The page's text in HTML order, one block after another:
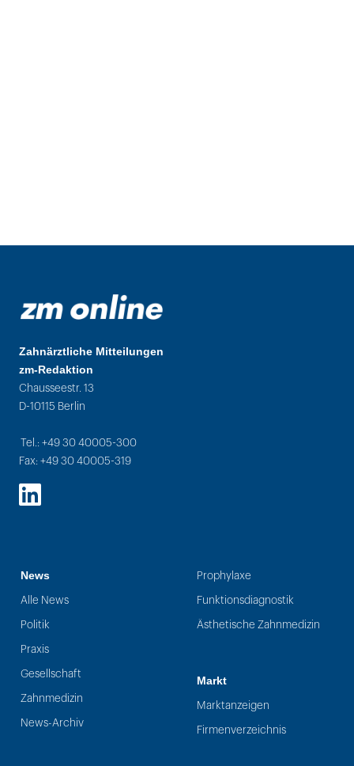
Zahnärztliche Mitteilungen
zm-Redaktion
Chausseestr. 13
D-10115 Berlin
Tel.: +49 30 40005-300
Fax: +49 30 40005-319
LinkedIn
News
Alle News
Politik
Praxis
Gesellschaft
Zahnmedizin
News-Archiv
Prophylaxe
Funktionsdiagnostik
Ästhetische Zahnmedizin
Markt
Marktanzeigen
Firmenverzeichnis